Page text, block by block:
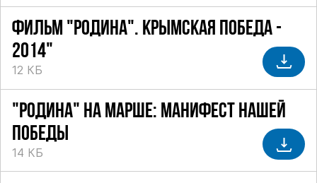
ФИЛЬМ "РОДИНА". КРЫМСКАЯ ПОБЕДА -
2014"
12 КБ
"РОДИНА" НА МАРШЕ: МАНИФЕСТ НАШЕЙ
ПОБЕДЫ
14 КБ